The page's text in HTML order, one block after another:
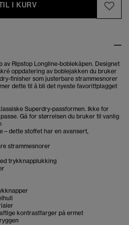
I KURV
av Ripstop Longline-boblekåpen. Designet
oppdatering av boblejakken du bruker
finisher som justerbare strammesnorer
dette til å bli det nyeste favorittplagget
Superdry-passformen. Ikke for
Gå for størrelsen du bruker til vanlig
– dette stoffet har en avansert,
strammesnorer
trykknapplukking
kontrastfarger på ermet